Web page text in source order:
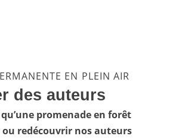
EN PLEIN AIR
des auteurs
promenade en forêt
redécouvrir nos auteurs